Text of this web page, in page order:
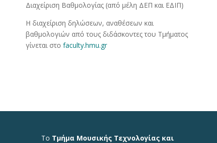
Διαχείριση Βαθμολογίας (από μέλη ΔΕΠ και ΕΔΙΠ)
Η διαχείριση δηλώσεων, αναθέσεων και
βαθμολογιών από τους διδάσκοντες του Τμήματος
γίνεται στο faculty.hmu.gr
Το Τμήμα Μουσικής Τεχνολογίας και